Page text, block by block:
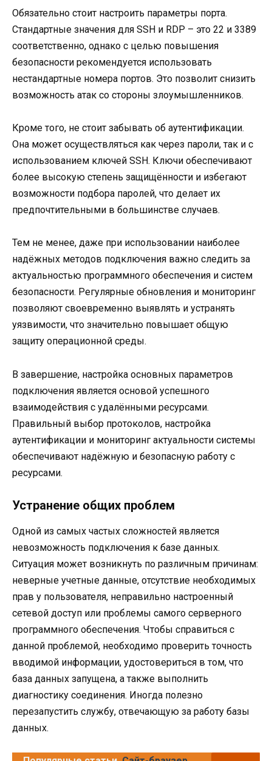
Обязательно стоит настроить параметры порта.
Стандартные значения для SSH и RDP – это 22 и 3389
соответственно, однако с целью повышения
безопасности рекомендуется использовать
нестандартные номера портов. Это позволит снизить
возможность атак со стороны злоумышленников.
Кроме того, не стоит забывать об аутентификации.
Она может осуществляться как через пароли, так и с
использованием ключей SSH. Ключи обеспечивают
более высокую степень защищённости и избегают
возможности подбора паролей, что делает их
предпочтительными в большинстве случаев.
Тем не менее, даже при использовании наиболее
надёжных методов подключения важно следить за
актуальностью программного обеспечения и систем
безопасности. Регулярные обновления и мониторинг
позволяют своевременно выявлять и устранять
уязвимости, что значительно повышает общую
защиту операционной среды.
В завершение, настройка основных параметров
подключения является основой успешного
взаимодействия с удалёнными ресурсами.
Правильный выбор протоколов, настройка
аутентификации и мониторинг актуальности системы
обеспечивают надёжную и безопасную работу с
ресурсами.
Устранение общих проблем
Одной из самых частых сложностей является
невозможность подключения к базе данных.
Ситуация может возникнуть по различным причинам:
неверные учетные данные, отсутствие необходимых
прав у пользователя, неправильно настроенный
сетевой доступ или проблемы самого серверного
программного обеспечения. Чтобы справиться с
данной проблемой, необходимо проверить точность
вводимой информации, удостовериться в том, что
база данных запущена, а также выполнить
диагностику соединения. Иногда полезно
перезапустить службу, отвечающую за работу базы
данных.